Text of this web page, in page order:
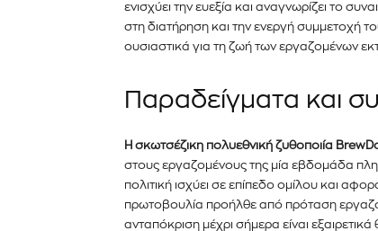
ενισχύει την ευεξία και αναγνωρίζει το
στη διατήρηση και την ενεργή συμμετοχή
ουσιαστικά για τη ζωή των εργαζομένων
Παραδείγματα και
Η σκωτσέζικη πολυεθνική ζυθοποιία
στους εργαζομένους της μία εβδομάδα
πολιτική ισχύει σε επίπεδο ομίλου και
πρωτοβουλία προήλθε από πρόταση
ανταπόκριση μέχρι σήμερα είναι